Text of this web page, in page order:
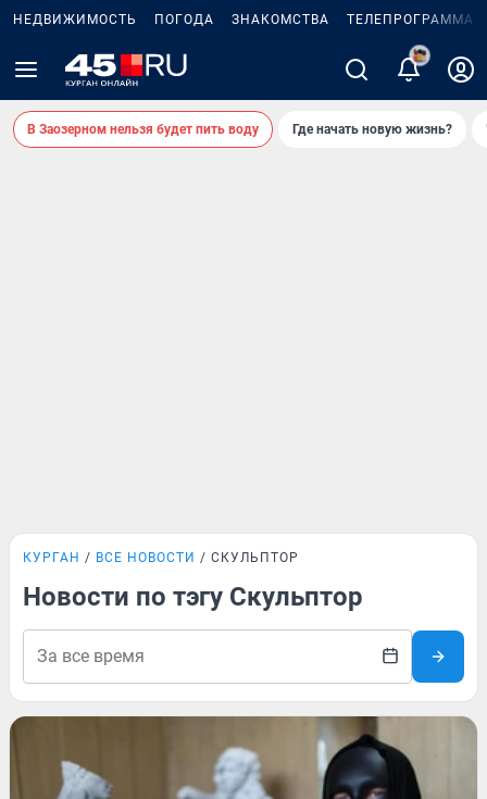
НЕДВИЖИМОСТЬ ПОГОДА ЗНАКОМСТВА ТЕЛЕПРОГРАММА
В Заозерном нельзя будет пить воду Где начать новую жизнь?
КУРГАН ВСЕ НОВОСТИ СКУЛЬПТОР
Новости по тэгу Скульптор